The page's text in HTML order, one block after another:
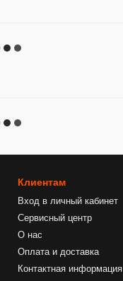
Клиентам
Вход в личный кабинет
Сервисный центр
О нас
Оплата и доставка
Контактная информация